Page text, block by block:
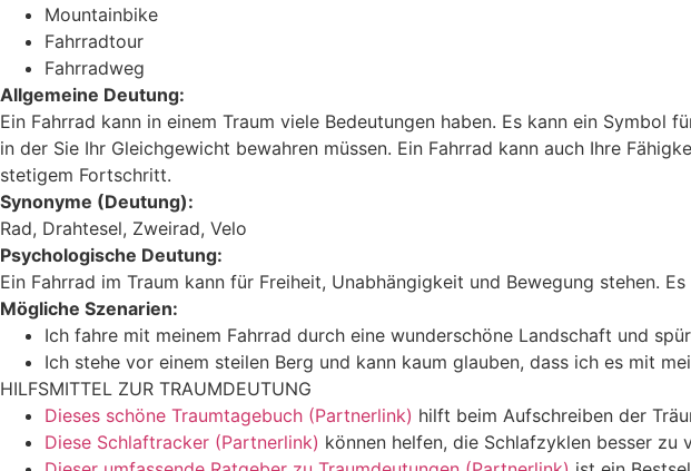
Mountainbike
Fahrradtour
Fahrradweg
Allgemeine Deutung:
Ein Fahrrad kann in einem Traum viele Bedeutungen haben. Es kann ein
in der Sie Ihr Gleichgewicht bewahren müssen. Ein Fahrrad kann auch Ihre
stetigem Fortschritt.
Synonyme (Deutung):
Rad, Drahtesel, Zweirad, Velo
Psychologische Deutung:
Ein Fahrrad im Traum kann für Freiheit, Unabhängigkeit und Bewegung stehen.
Mögliche Szenarien:
Ich fahre mit meinem Fahrrad durch eine wunderschöne Landschaft und
Ich stehe vor einem steilen Berg und kann kaum glauben, dass ich es mit
HILFSMITTEL ZUR TRAUMDEUTUNG
Dieses schöne Traumtagebuch (Partnerlink) hilft beim Aufschreiben der
Diese Schlaftracker (Partnerlink) können helfen, die Schlafzyklen besser zu